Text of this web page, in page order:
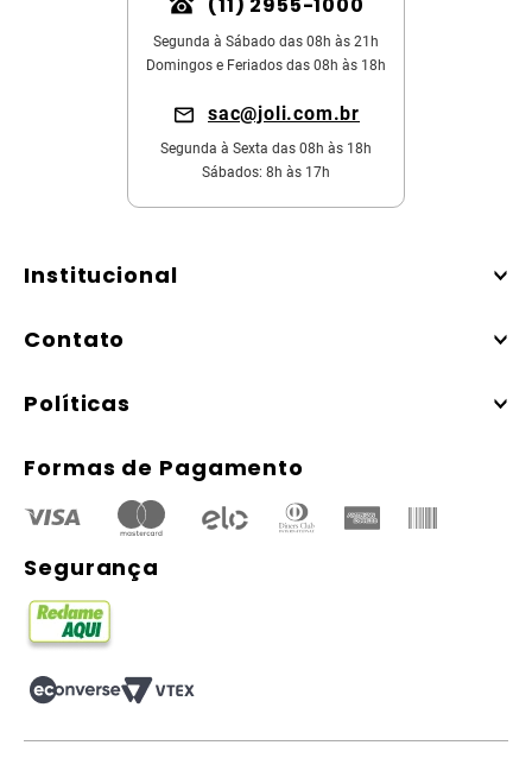
Segunda à Sábado das 08h às 21h
Domingos e Feriados das 08h às 18h
sac@joli.com.br
Segunda à Sexta das 08h às 18h
Sábados: 8h às 17h
Institucional
Contato
Políticas
Formas de Pagamento
Segurança